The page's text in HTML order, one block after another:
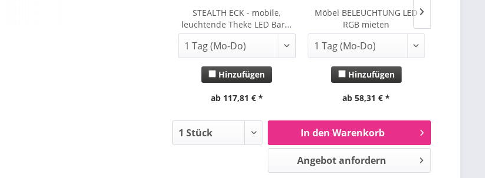
STEALTH ECK - mobile,
leuchtende Theke LED Bar...
Hinzufügen
ab 117,81 € *
Möbel BELEUCHTUNG LED
RGB mieten
Hinzufügen
ab 58,31 € *
In den Warenkorb
Angebot anfordern